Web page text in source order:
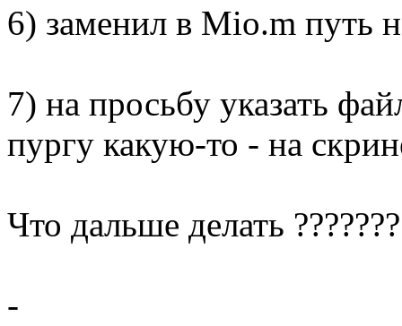
6) заменил в Mio.m путь
7) на просьбу указать
пургу какую-то - на
Что дальше делать
-